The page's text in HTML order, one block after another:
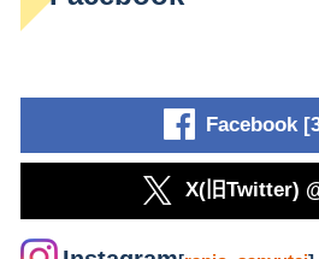
Facebook
X(旧Twitter)